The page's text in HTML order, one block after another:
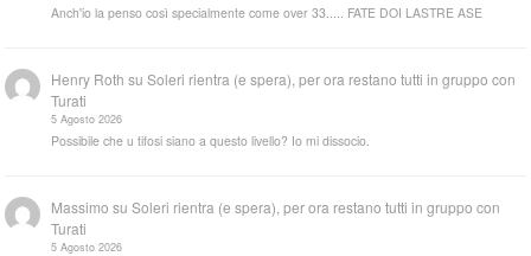
Anch'io la penso così specialmente come over 33..... FATE DOI LASTRE ASE
Henry Roth suSoleri rientra (e spera), per ora restano tutti in gruppo con
Turati
5 Agosto 2026
Possibile che u tifosi siano a questo livello? Io mi dissocio.
Massimo suSoleri rientra (e spera), per ora restano tutti in gruppo con
Turati
5 Agosto 2026